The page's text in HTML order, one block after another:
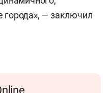
города», — заключил